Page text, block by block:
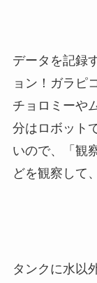
データを記録
ョン！ガラピ
チョロミーや
分はロボット
いので、「観
どを観察して
タンクに水以